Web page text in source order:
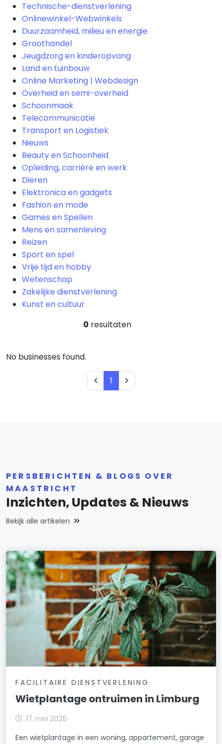
Technische-dienstverlening
Onlinewinkel-Webwinkels
Duurzaamheid, milieu en energie
Groothandel
Jeugdzorg en kinderopvang
Land en tuinbouw
Online Marketing | Webdesign
Overheid en semi-overheid
Schoonmaak
Telecommunicatie
Transport en Logistiek
Nieuws
Beauty en Schoonheid
Opleiding, carrière en werk
Dieren
Elektronica en gadgets
Fashion en mode
Games en Spellen
Mens en samenleving
Reizen
Sport en spel
Vrije tijd en hobby
Wetenschap
Zakelijke dienstverlening
Kunst en cultuur
0 resultaten
No businesses found.
1
PERSBERICHTEN & BLOGS OVER
MAASTRICHT
Inzichten, Updates & Nieuws
Bekijk alle artikelen
FACILITAIRE DIENSTVERLENING
Wietplantage ontruimen in Limburg
17 mei 2026
Een wietplantage in een woning, appartement, garage